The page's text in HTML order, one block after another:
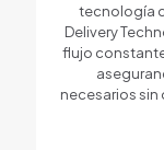
tecnología
Delivery
flujo
necesarios